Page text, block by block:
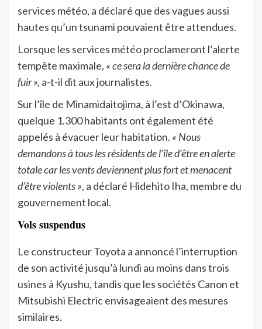
services météo, a déclaré que des vagues aussi
hautes qu’un tsunami pouvaient être attendues.
Lorsque les services météo proclameront l’alerte
tempête maximale, « ce sera la dernière chance de
fuir », a-t-il dit aux journalistes.
Sur l’île de Minamidaitojima, à l’est d’Okinawa,
quelque 1.300 habitants ont également été
appelés à évacuer leur habitation. « Nous
demandons à tous les résidents de l’île d’être en alerte
totale car les vents deviennent plus fort et menacent
d’être violents », a déclaré Hidehito Iha, membre du
gouvernement local.
Vols suspendus
Le constructeur Toyota a annoncé l’interruption
de son activité jusqu’à lundi au moins dans trois
usines à Kyushu, tandis que les sociétés Canon et
Mitsubishi Electric envisageaient des mesures
similaires.